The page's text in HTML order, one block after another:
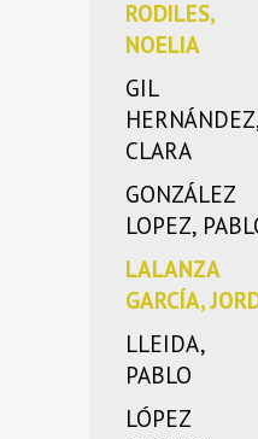
RODILES,
NOELIA
GIL
CLARA
GONZÁLEZ
LOPEZ,
LALANZA
GARCÍA,
LLEIDA,
PABLO
LÓPEZ